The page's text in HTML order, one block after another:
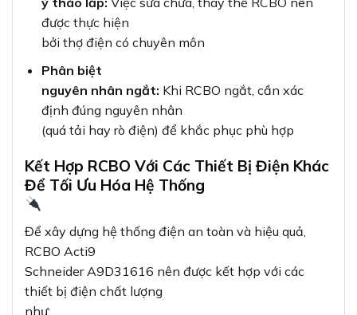
được thực hiện
bởi thợ điện có chuyên môn
Phân biệt
nguyên nhân ngắt: Khi RCBO ngắt, cần xác
định đúng nguyên nhân
(quá tải hay rò điện) để khắc phục phù hợp
Kết Hợp RCBO Với Các Thiết Bị Điện Khác
Để Tối Ưu Hóa Hệ Thống
Để xây dựng hệ thống điện an toàn và hiệu quả,
RCBO Acti9
Schneider A9D31616 nên được kết hợp với các
thiết bị điện chất lượng
như: